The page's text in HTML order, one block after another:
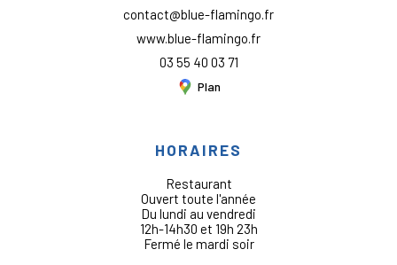
contact@blue-flamingo.fr
www.blue-flamingo.fr
03 55 40 03 71
Plan
HORAIRES
Restaurant
Ouvert toute l'année
Du lundi au vendredi
12h-14h30 et 19h 23h
Fermé le mardi soir